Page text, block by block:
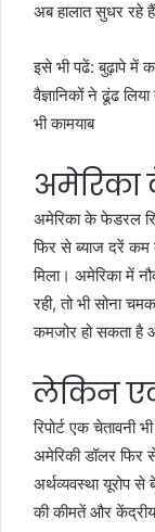
अब हालात सुधर रहे
इसे भी पढें:बुढ़ापे में
वैज्ञानिकों ने ढूंढ
भी कामयाब
अमेरिका के फेडरल
फिर से ब्याज दरें
मिला। अमेरिका में
रही, तो भी सोना
कमजोर हो सकता है
लेकिन
रिपोर्ट एक
अमेरिकी डॉलर फिर
अर्थव्यवस्था यूरोप
की कीमतें और